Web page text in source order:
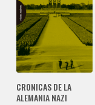
CRONICAS DE LA
ALEMANIA NAZI